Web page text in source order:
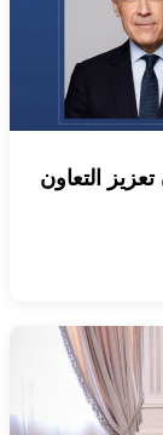
التعاون